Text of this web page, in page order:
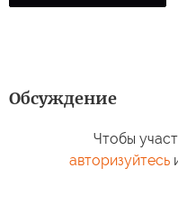
Обсуждение
Чтобы
авторизуйтесь